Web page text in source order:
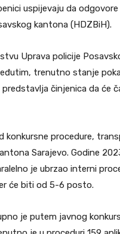
uspijevaju da
kantona (HDZBiH).
Uprava policije
trenutno stanje
činjenica da će
konkursne procedure,
Sarajevo. Godine
je ubrzao interni
će biti od 5-6 posto.
je putem javnog